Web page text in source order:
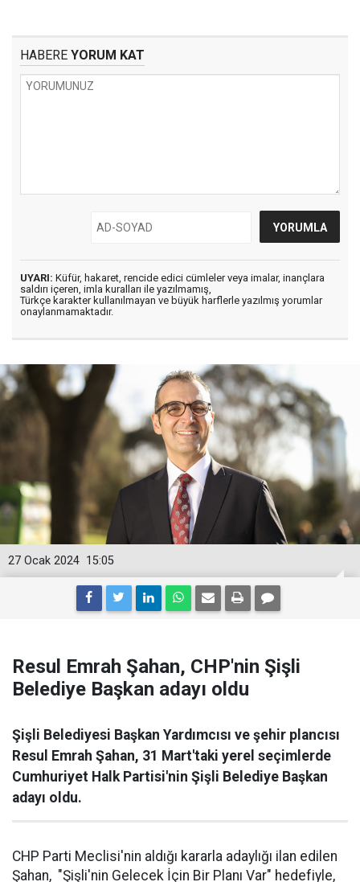
HABERE YORUM KAT
UYARI: Küfür, hakaret, rencide edici cümleler veya imalar, inançlara
saldırı içeren, imla kuralları ile yazılmamış,
Türkçe karakter kullanılmayan ve büyük harflerle yazılmış yorumlar
onaylanmamaktadır.
15:05
27 Ocak 2024
Resul Emrah Şahan, CHP'nin Şişli
Belediye Başkan adayı oldu
Şişli Belediyesi Başkan Yardımcısı ve şehir plancısı
Resul Emrah Şahan, 31 Mart'taki yerel seçimlerde
Cumhuriyet Halk Partisi'nin Şişli Belediye Başkan
adayı oldu.
CHP Parti Meclisi'nin aldığı kararla adaylığı ilan edilen
Şahan, "Şişli'nin Gelecek İçin Bir Planı Var" hedefiyle,